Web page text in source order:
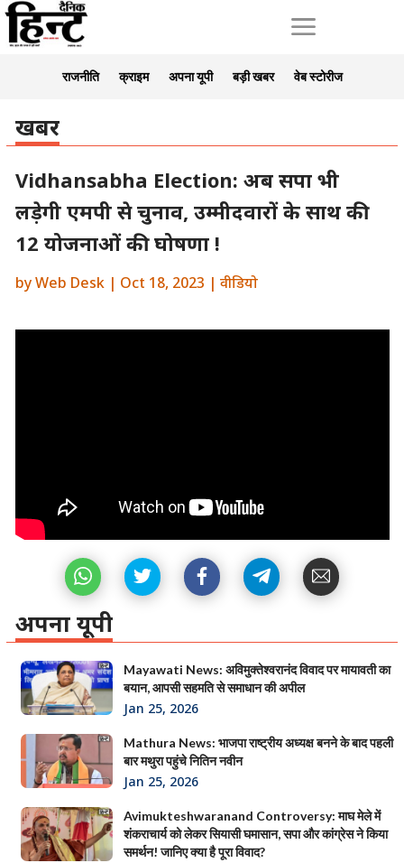
a
राजनीति क्राइम अपना यूपी बड़ी खबर वेब स्टोरीज
खबर
Vidhansabha Election: अब सपा भी
लड़ेगी एमपी से चुनाव, उम्मीदवारों के साथ की
12 योजनाओं की घोषणा !
byWeb Desk| Oct 18, 2023 | वीडियो
अपना यूपी
Mayawati News: अविमुक्तेश्वरानंद विवाद पर मायावती का
बयान, आपसी सहमति से समाधान की अपील
Jan 25, 2026
Mathura News: भाजपा राष्ट्रीय अध्यक्ष बनने के बाद पहली
बार मथुरा पहुंचे नितिन नवीन
Jan 25, 2026
Avimukteshwaranand Controversy: माघ मेले में
शंकराचार्य को लेकर सियासी घमासान, सपा और कांग्रेस ने किया
समर्थन! जानिए क्या है पूरा विवाद?